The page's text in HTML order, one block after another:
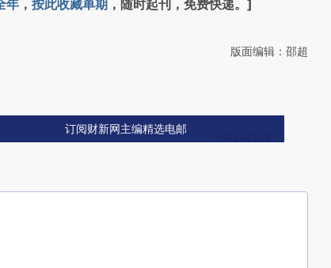
年 ， 按此收藏单期 ，随时起刊，免费快递。]
版面编辑：邵超
订阅财新网主编精选电邮